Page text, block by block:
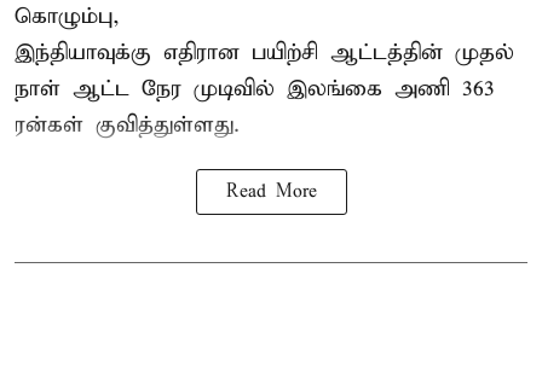
கொழும்பு,
இந்தியாவுக்கு எதிரான பயிற்சி ஆட்டத்தின் முதல்
நாள் ஆட்ட நேர முடிவில் இலங்கை அணி 363
ரன்கள் குவித்துள்ளது.
Read More